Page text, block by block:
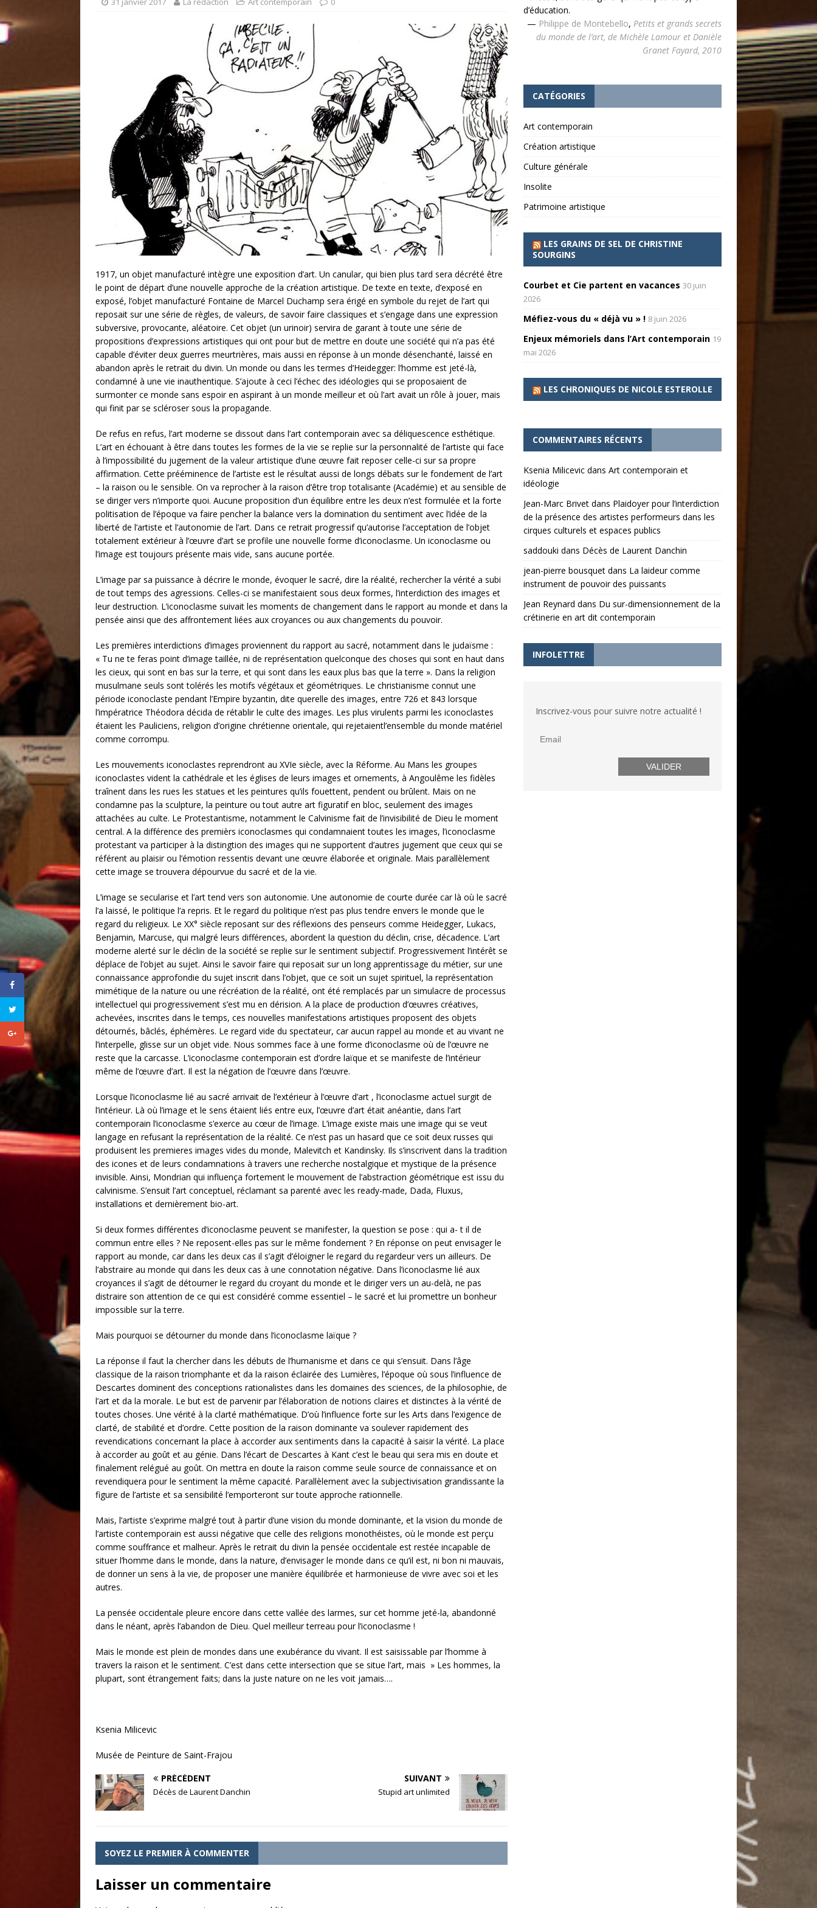
[ 8 février 2018 ]
Un talent à découvrir
1917, un objet manufacturé intègre une exposition d’art. Un canular, qui bien plus tard sera décrété être
le point de départ d’une nouvelle approche de la création artistique. De texte en texte, d’exposé en
exposé, l’objet manufacturé Fontaine de Marcel Duchamp sera érigé en symbole du rejet de l’art qui
reposait sur une série de règles, de valeurs, de savoir faire classiques et s’engage dans une expression
subversive, provocante, aléatoire. Cet objet (un urinoir) servira de garant à toute une série de
propositions d’expressions artistiques qui ont pour but de mettre en doute une société qui n’a pas été
capable d’éviter deux guerres meurtrières, mais aussi en réponse à un monde désenchanté, laissé en
abandon après le retrait du divin. Un monde ou dans les termes d’Heidegger: l’homme est jeté-là,
condamné à une vie inauthentique. S’ajoute à ceci l’échec des idéologies qui se proposaient de
surmonter ce monde sans espoir en aspirant à un monde meilleur et où l’art avait un rôle à jouer, mais
qui finit par se scléroser sous la propagande.
De refus en refus, l’art moderne se dissout dans l’art contemporain avec sa déliquescence esthétique.
L’art en échouant à être dans toutes les formes de la vie se replie sur la personnalité de l’artiste qui face
à l’impossibilité du jugement de la valeur artistique d’une œuvre fait reposer celle-ci sur sa propre
affirmation. Cette prééminence de l’artiste est le résultat aussi de longs débats sur le fondement de l’art
– la raison ou le sensible. On va reprocher à la raison d’être trop totalisante (Académie) et au sensible de
se diriger vers n’importe quoi. Aucune proposition d’un équilibre entre les deux n’est formulée et la forte
politisation de l’époque va faire pencher la balance vers la domination du sentiment avec l’idée de la
liberté de l’artiste et l’autonomie de l’art. Dans ce retrait progressif qu’autorise l’acceptation de l’objet
totalement extérieur à l’œuvre d’art se profile une nouvelle forme d’iconoclasme. Un iconoclasme ou
l’image est toujours présente mais vide, sans aucune portée.
L’image par sa puissance à décrire le monde, évoquer le sacré, dire la réalité, rechercher la vérité a subi
de tout temps des agressions. Celles-ci se manifestaient sous deux formes, l’interdiction des images et
leur destruction. L’iconoclasme suivait les moments de changement dans le rapport au monde et dans la
pensée ainsi que des affrontement liées aux croyances ou aux changements du pouvoir.
Les premières interdictions d’images proviennent du rapport au sacré, notamment dans le judaïsme :
« Tu ne te feras point d’image taillée, ni de représentation quelconque des choses qui sont en haut dans
les cieux, qui sont en bas sur la terre, et qui sont dans les eaux plus bas que la terre ». Dans la religion
musulmane seuls sont tolérés les motifs végétaux et géométriques. Le christianisme connut une
période iconoclaste pendant l’Empire byzantin, dite querelle des images, entre 726 et 843 lorsque
l’impératrice Théodora décida de rétablir le culte des images. Les plus virulents parmi les iconoclastes
étaient les Pauliciens, religion d’origine chrétienne orientale, qui rejetaientl’ensemble du monde matériel
comme corrompu.
Les mouvements iconoclastes reprendront au XVIe siècle, avec la Réforme. Au Mans les groupes
iconoclastes vident la cathédrale et les églises de leurs images et ornements, à Angoulême les fidèles
traînent dans les rues les statues et les peintures qu’ils fouettent, pendent ou brûlent. Mais on ne
condamne pas la sculpture, la peinture ou tout autre art figuratif en bloc, seulement des images
attachées au culte. Le Protestantisme, notamment le Calvinisme fait de l’invisibilité de Dieu le moment
central. A la différence des premièrs iconoclasmes qui condamnaient toutes les images, l’iconoclasme
protestant va participer à la distingtion des images qui ne supportent d’autres jugement que ceux qui se
référent au plaisir ou l’émotion ressentis devant une œuvre élaborée et originale. Mais parallèlement
cette image se trouvera dépourvue du sacré et de la vie.
L’image se secularise et l’art tend vers son autonomie. Une autonomie de courte durée car là où le sacré
l’a laissé, le politique l’a repris. Et le regard du politique n’est pas plus tendre envers le monde que le
regard du religieux. Le XX° siècle reposant sur des réflexions des penseurs comme Heidegger, Lukacs,
Benjamin, Marcuse, qui malgré leurs différences, abordent la question du déclin, crise, décadence. L’art
moderne alerté sur le déclin de la société se replie sur le sentiment subjectif. Progressivement l’intérêt se
déplace de l’objet au sujet. Ainsi le savoir faire qui reposait sur un long apprentissage du métier, sur une
connaissance approfondie du sujet inscrit dans l’objet, que ce soit un sujet spirituel, la représentation
mimétique de la nature ou une récréation de la réalité, ont été remplacés par un simulacre de processus
intellectuel qui progressivement s’est mu en dérision. A la place de production d’œuvres créatives,
achevées, inscrites dans le temps, ces nouvelles manifestations artistiques proposent des objets
détournés, bâclés, éphémères. Le regard vide du spectateur, car aucun rappel au monde et au vivant ne
l’interpelle, glisse sur un objet vide. Nous sommes face à une forme d’iconoclasme où de l’œuvre ne
reste que la carcasse. L’iconoclasme contemporain est d’ordre laïque et se manifeste de l’intérieur
même de l’œuvre d’art. Il est la négation de l’œuvre dans l’œuvre.
Lorsque l’iconoclasme lié au sacré arrivait de l’extérieur à l’œuvre d’art , l’iconoclasme actuel surgit de
l’intérieur. Là où l’image et le sens étaient liés entre eux, l’œuvre d’art était anéantie, dans l’art
contemporain l’iconoclasme s’exerce au cœur de l’image. L’image existe mais une image qui se veut
langage en refusant la représentation de la réalité. Ce n’est pas un hasard que ce soit deux russes qui
produisent les premieres images vides du monde, Malevitch et Kandinsky. Ils s’inscrivent dans la tradition
des icones et de leurs condamnations à travers une recherche nostalgique et mystique de la présence
invisible. Ainsi, Mondrian qui influença fortement le mouvement de l’abstraction géométrique est issu du
calvinisme. S’ensuit l’art conceptuel, réclamant sa parenté avec les ready-made, Dada, Fluxus,
installations et dernièrement bio-art.
Si deux formes différentes d’iconoclasme peuvent se manifester, la question se pose : qui a- t il de
commun entre elles ? Ne reposent-elles pas sur le même fondement ? En réponse on peut envisager le
rapport au monde, car dans les deux cas il s’agit d’éloigner le regard du regardeur vers un ailleurs. De
l’abstraire au monde qui dans les deux cas à une connotation négative. Dans l’iconoclasme lié aux
croyances il s’agit de détourner le regard du croyant du monde et le diriger vers un au-delà, ne pas
distraire son attention de ce qui est considéré comme essentiel – le sacré et lui promettre un bonheur
impossible sur la terre.
Mais pourquoi se détourner du monde dans l’iconoclasme laïque ?
La réponse il faut la chercher dans les débuts de l’humanisme et dans ce qui s’ensuit. Dans l’âge
classique de la raison triomphante et da la raison éclairée des Lumières, l’époque où sous l’influence de
Descartes dominent des conceptions rationalistes dans les domaines des sciences, de la philosophie, de
l’art et da la morale. Le but est de parvenir par l’élaboration de notions claires et distinctes à la vérité de
toutes choses. Une vérité à la clarté mathématique. D’où l’influence forte sur les Arts dans l’exigence de
clarté, de stabilité et d’ordre. Cette position de la raison dominante va soulever rapidement des
revendications concernant la place à accorder aux sentiments dans la capacité à saisir la vérité. La place
à accorder au goût et au génie. Dans l’écart de Descartes à Kant c’est le beau qui sera mis en doute et
finalement relégué au goût. On mettra en doute la raison comme seule source de connaissance et on
revendiquera pour le sentiment la même capacité. Parallèlement avec la subjectivisation grandissante la
figure de l’artiste et sa sensibilité l’emporteront sur toute approche rationnelle.
Mais, l’artiste s’exprime malgré tout à partir d’une vision du monde dominante, et la vision du monde de
l’artiste contemporain est aussi négative que celle des religions monothéistes, où le monde est perçu
comme souffrance et malheur. Après le retrait du divin la pensée occidentale est restée incapable de
situer l’homme dans le monde, dans la nature, d’envisager le monde dans ce qu’il est, ni bon ni mauvais,
de donner un sens à la vie, de proposer une manière équilibrée et harmonieuse de vivre avec soi et les
autres.
La pensée occidentale pleure encore dans cette vallée des larmes, sur cet homme jeté-la, abandonné
dans le néant, après l’abandon de Dieu. Quel meilleur terreau pour l’iconoclasme !
Mais le monde est plein de mondes dans une exubérance du vivant. Il est saisissable par l’homme à
travers la raison et le sentiment. C’est dans cette intersection que se situe l’art, mais » Les hommes, la
plupart, sont étrangement faits; dans la juste nature on ne les voit jamais….
Ksenia Milicevic
Musée de Peinture de Saint-Frajou
PRÉCÉDENT
Décès de Laurent Danchin
SUIVANT
Stupid art unlimited
SOYEZ LE PREMIER À COMMENTER
Laisser un commentaire
d’éducation.
— Philippe de Montebello, Petits et grands secrets
du monde de l’art, de Michèle Lamour et Danièle
Granet Fayard, 2010
CATÉGORIES
Art contemporain
Création artistique
Culture générale
Insolite
Patrimoine artistique
LES GRAINS DE SEL DE CHRISTINE
SOURGINS
Courbet et Cie partent en vacances 30 juin
2026
Méfiez-vous du « déjà vu » ! 8 juin 2026
Enjeux mémoriels dans l’Art contemporain 19
mai 2026
LES CHRONIQUES DE NICOLE ESTEROLLE
COMMENTAIRES RÉCENTS
Ksenia Milicevicdans Art contemporain et
idéologie
Jean-Marc Brivetdans Plaidoyer pour l’interdiction
de la présence des artistes performeurs dans les
cirques culturels et espaces publics
saddouki dans Décès de Laurent Danchin
jean-pierre bousquetdans La laideur comme
instrument de pouvoir des puissants
Jean Reynard dans Du sur-dimensionnement de la
crétinerie en art dit contemporain
INFOLETTRE
Inscrivez-vous pour suivre notre actualité !